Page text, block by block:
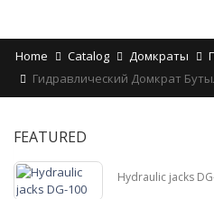
Home Catalog Домкраты
Гидравлический Домкрат
FEATURED
Hydraulic jacks